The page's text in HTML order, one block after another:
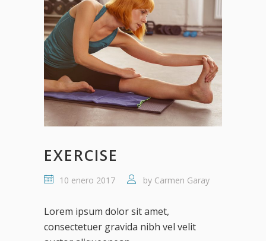
EXERCISE
10 enero 2017 by Carmen Garay
Lorem ipsum dolor sit amet,
consectetuer gravida nibh vel velit